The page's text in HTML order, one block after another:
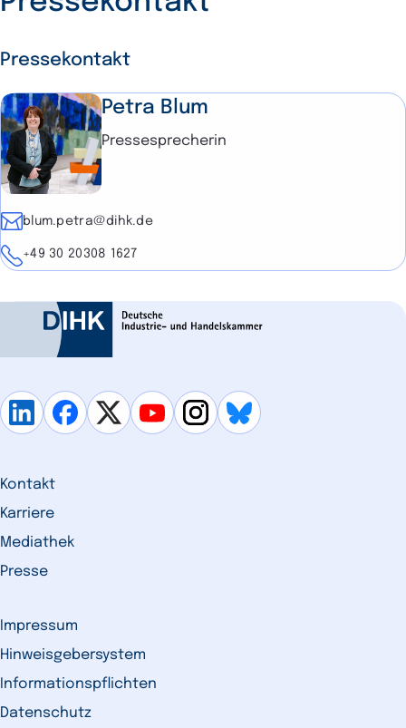
Pressekontakt
Petra Blum
Pressesprecherin
E-Mailblum.petra@dihk.de
Telefon
+49 30 20308 1627
Kontakt
Karriere
Mediathek
Presse
Impressum
Hinweisgebersystem
Informationspflichten
Datenschutz